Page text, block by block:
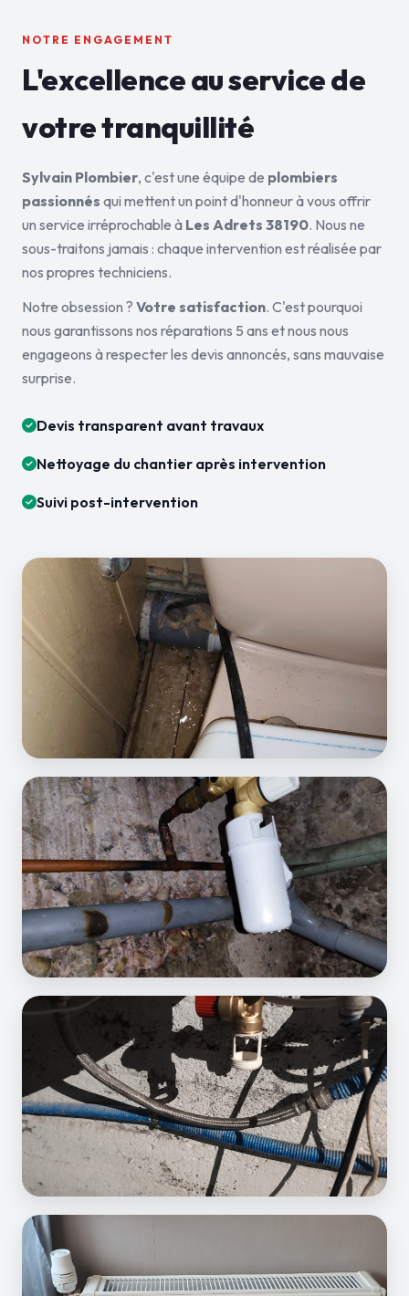
NOTRE ENGAGEMENT
L'excellence au service de
votre tranquillité
Sylvain Plombier, c'est une équipe de plombiers
passionnés qui mettent un point d'honneur à vous offrir
un service irréprochable à Les Adrets 38190. Nous ne
sous-traitons jamais : chaque intervention est réalisée par
nos propres techniciens.
Notre obsession ? Votre satisfaction. C'est pourquoi
nous garantissons nos réparations 5 ans et nous nous
engageons à respecter les devis annoncés, sans mauvaise
surprise.
Devis transparent avant travaux
Nettoyage du chantier après intervention
Suivi post-intervention